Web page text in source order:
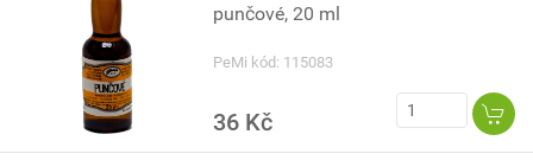
punčové, 20 ml
PeMi kód: 115083
36 Kč